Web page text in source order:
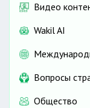
Видео
Wakil AI
Вопросы
Общество